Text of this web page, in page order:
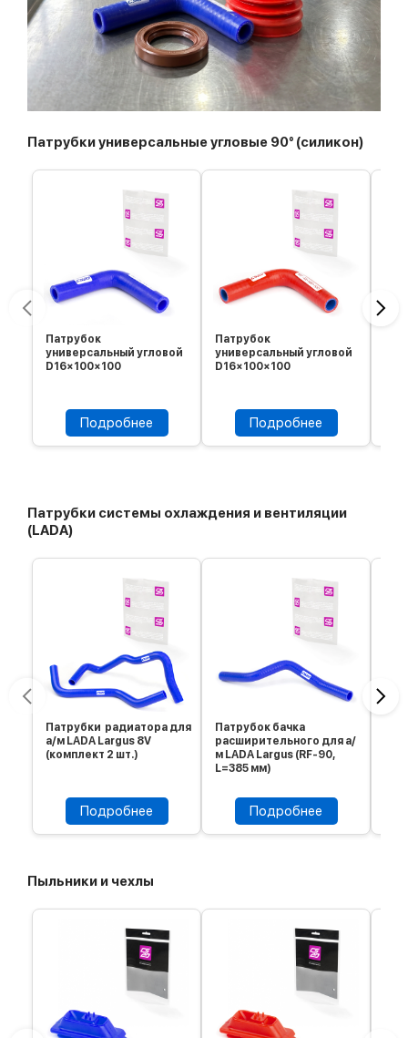
Патрубки универсальные угловые 90° (силикон)
Патрубок
универсальный угловой
D16×100×100
Подробнее
Патрубок
универсальный угловой
D16×100×100
Подробнее
Патрубки системы охлаждения и вентиляции
(LADA)
Патрубки радиатора для
а/м LADA Largus 8V
(комплект 2 шт.)
Подробнее
Патрубок бачка
расширительного для а/
м LADA Largus (RF-90,
L=385 мм)
Подробнее
Пыльники и чехлы